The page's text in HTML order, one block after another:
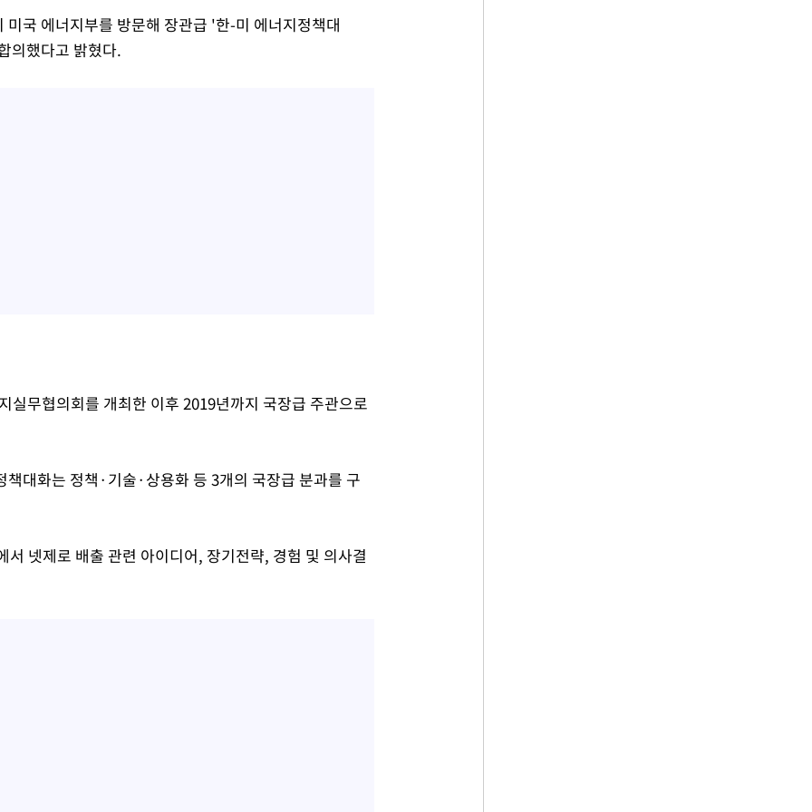
국 에너지부를 방문해 장관급 '한-미 에너지정책대
했다고 밝혔다.
실무협의회를 개최한 이후 2019년까지 국장급 주관으로
대화는 정책·기술·상용화 등 3개의 국장급 분과를 구
넷제로 배출 관련 아이디어, 장기전략, 경험 및 의사결